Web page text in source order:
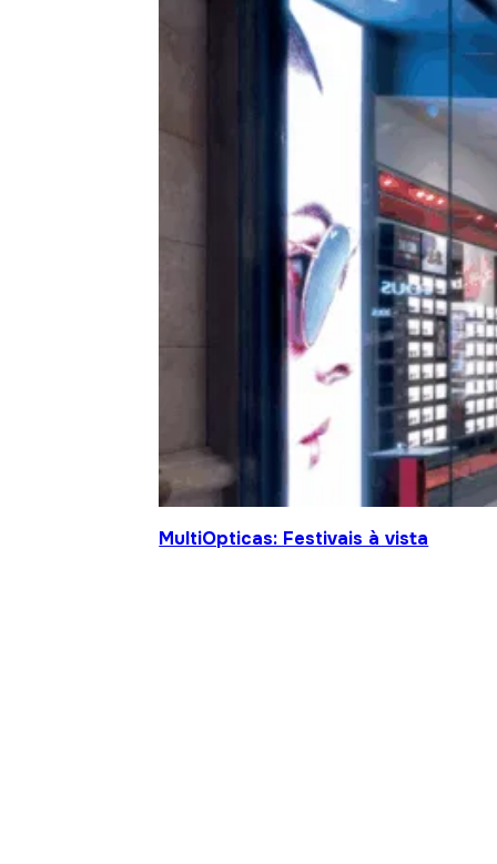
MultiOpticas: Festivais à vista